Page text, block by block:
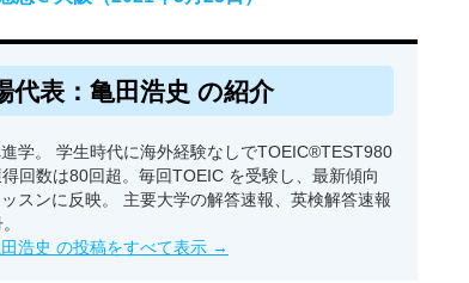
代表：亀田浩史 の紹介
学。 学生時代に海外経験なしでTOEIC®TEST980
回数は80回超。毎回TOEIC を受験し、最新傾向
スンに反映。 主要大学の解答速報、英検解答速報
浩史 の投稿をすべて表示 →